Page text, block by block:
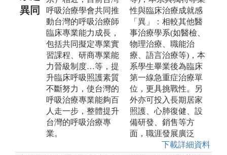
異同
呼吸治療學會共同推
動台灣的呼吸治療師
臨床專業能力成長，
包括共同擬定專業實
習課程、研商專業能
力晉級制度…等，提
升臨床呼吸照護素質
不斷努力，使台灣的
呼吸治療專業能夠百
人走一步，整體提升
台灣的呼吸治療專
業。
性與臨床治療成就感
「異」：相較其他醫
事治療學系(如醫檢、
物理治療、職能治
療、語言治療等)，本
系學生畢業後為臨床
第一線急重症治療單
位，更具挑戰性。另
外亦可投入長期居家
照護、心肺復健、設
備研發、銷售等方
面，職涯發展廣泛
下載詳細資料